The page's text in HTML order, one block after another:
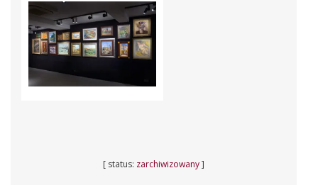
[ status: zarchiwizowany]